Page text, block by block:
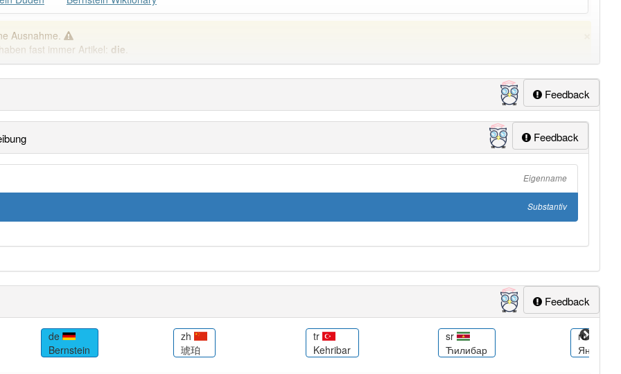
Ausnahme.
fast immer Artikel: die
Feedback
Feedback
Eigenname
Substantiv
Feedback
de
Bernstein
zh
琥珀
tr
Kehribar
sr
Ћилибар
ru
Янтарь